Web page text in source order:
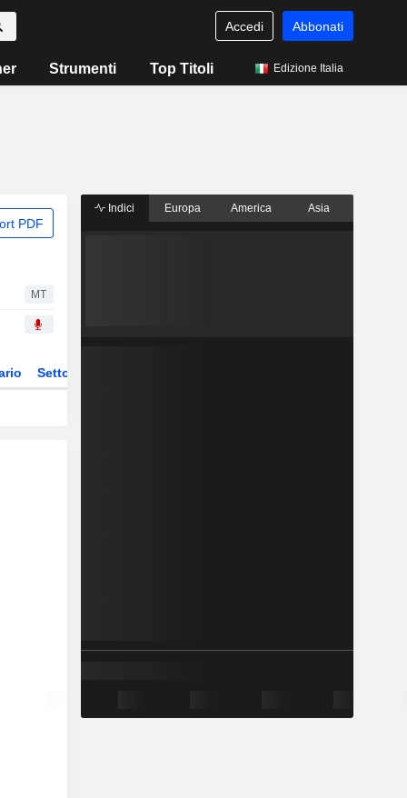
Accedi Abbonati
Strumenti Top Titoli Edizione Italia
PDF
MT
Settore
Indici Europa America Asia